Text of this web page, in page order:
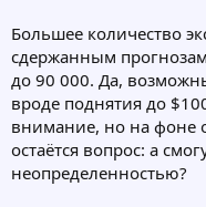
Большее количество
сдержанным
до 90 000. Да,
вроде поднятия до
внимание, но на фоне
остаётся вопрос: а
неопределенностью?